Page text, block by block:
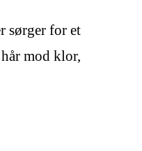
sørger for et
mod klor,